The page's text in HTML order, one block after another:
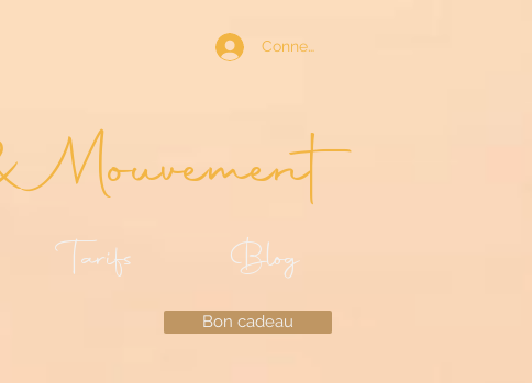
Connexion
Tarifs Blog
Bon cadeau